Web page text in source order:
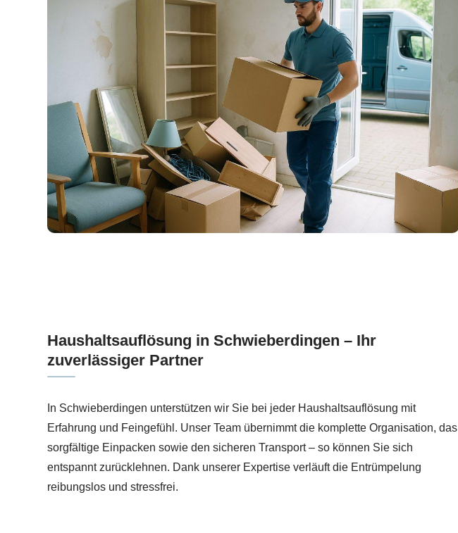
Haushaltsauflösung in Schwieberdingen – Ihr
zuverlässiger Partner
In Schwieberdingen unterstützen wir Sie bei jeder Haushaltsauflösung mit
Erfahrung und Feingefühl. Unser Team übernimmt die komplette Organisation, das
sorgfältige Einpacken sowie den sicheren Transport – so können Sie sich
entspannt zurücklehnen. Dank unserer Expertise verläuft die Entrümpelung
reibungslos und stressfrei.